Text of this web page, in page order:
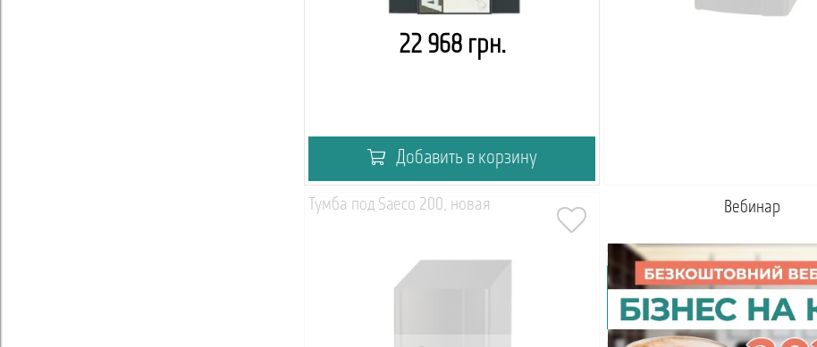
22 968 грн.
Добавить в корзину
Тумба под Saeco 200, новая
Академия кофейный вендинг Вебинар